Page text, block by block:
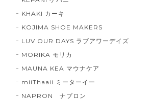
KHAKI カーキ
KOJIMA SHOE MAKERS
LUV OUR DAYS ラブアワーデイズ
MORIKA モリカ
MAUNA KEA マウナケア
miiThaaii ミーターイー
NAPRON ナプロン